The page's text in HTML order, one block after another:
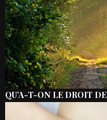
QU’A-T-ON LE DROIT